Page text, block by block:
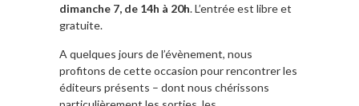
dimanche 7, de 14h à 20h. L’entrée est libre et
gratuite.
A quelques jours de l’évènement, nous
profitons de cette occasion pour rencontrer les
éditeurs présents – dont nous chérissons